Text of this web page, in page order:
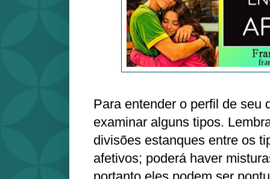
Para entender o perfil de seu
examinar alguns tipos.
divisões estanques entre os
afetivos; poderá haver